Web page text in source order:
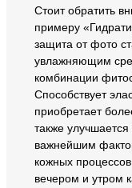
Стоит обратить
примеру
защита от фото
увлажняющим
комбинации
Способствует
приобретает
также
важнейшим
кожных
вечером и утром